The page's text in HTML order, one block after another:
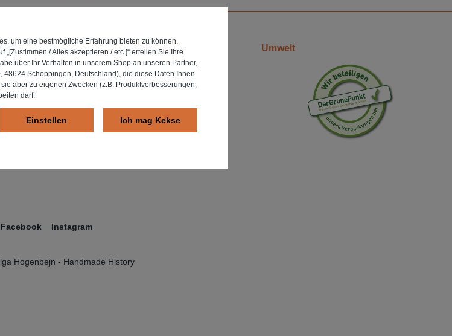
Informationen
Zahlung und Versand
Retouren
Umwelt
Facebook Instagram
Hogenbejn - Handmade History
um eine bestmögliche Erfahrung bieten zu können.
„[Zustimmen / Alles akzeptieren / etc.]“ erteilen Sie Ihre
über Ihr Verhalten in unserem Shop an unseren Partner,
48624 Schöppingen, Deutschland), die diese Daten Ihnen
aber zu eigenen Zwecken (z.B. Produktverbesserungen,
darf.
Einstellen Ich mag Kekse